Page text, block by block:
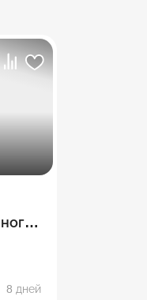
8 дней